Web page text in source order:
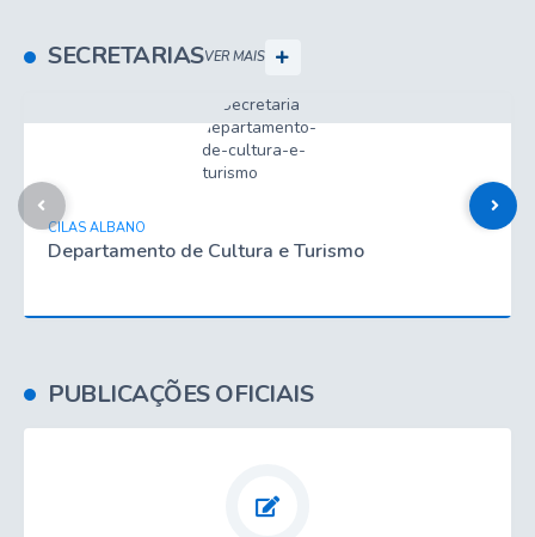
SECRETARIASVER MAIS
Departamento de Cultura e Turismo
CILAS ALBANO
PUBLICAÇÕES OFICIAIS